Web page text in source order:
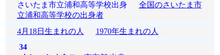
さいたま市立浦和高等学校出身 全国のさいたま市
立浦和高等学校の出身者
4月18日生まれの人
1970年生まれの人
34